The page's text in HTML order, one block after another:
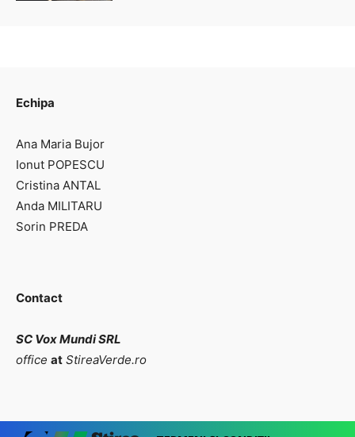
Echipa
Ana Maria Bujor
Ionut POPESCU
Cristina ANTAL
Anda MILITARU
Sorin PREDA
Contact
SC Vox Mundi SRL
office at StireaVerde.ro